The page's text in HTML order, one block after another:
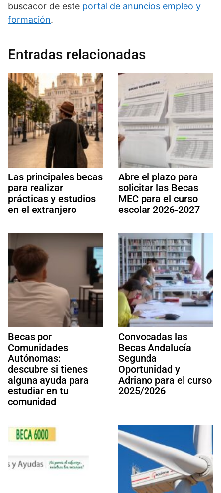
buscador de este portal de anuncios empleo y
formación.
Entradas relacionadas
Las principales becas
para realizar
prácticas y estudios
en el extranjero
Abre el plazo para
solicitar las Becas
MEC para el curso
escolar 2026-2027
Becas por
Comunidades
Autónomas:
descubre si tienes
alguna ayuda para
estudiar en tu
comunidad
Convocadas las
Becas Andalucía
Segunda
Oportunidad y
Adriano para el curso
2025/2026